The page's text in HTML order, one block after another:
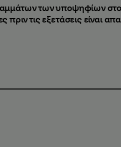
των υποψηφίων
τις εξετάσεις είναι